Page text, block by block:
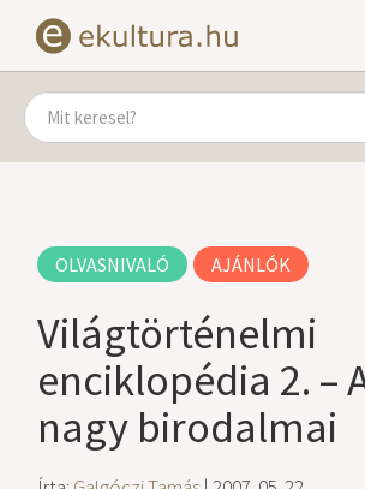
OLVASNIVALÓ AJÁNLÓK
Világtörténelmi
enciklopédia 2. –
nagy birodalmai